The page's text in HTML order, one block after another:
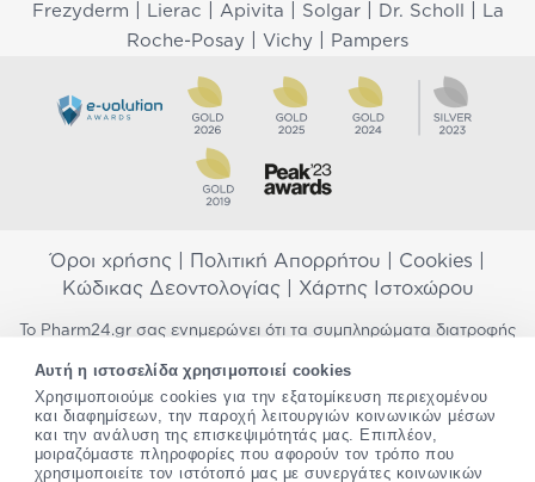
Αυτή η ιστοσελίδα χρησιμοποιεί cookies
Χρησιμοποιούμε cookies για την εξατομίκευση περιεχομένου
και διαφημίσεων, την παροχή λειτουργιών κοινωνικών μέσων
και την ανάλυση της επισκεψιμότητάς μας. Επιπλέον,
μοιραζόμαστε πληροφορίες που αφορούν τον τρόπο που
χρησιμοποιείτε τον ιστότοπό μας με συνεργάτες κοινωνικών
Frezyderm Lierac Apivita Solgar| Dr. Scholl
La
Roche-Posay
Vichy Pampers
Όροι χρήσης Πολιτική Απορρήτου Cookies
Κώδικας Δεοντολογίας| Χάρτης Ιστοχώρου
Το Pharm24.gr σας ενημερώνει ότι τα συμπληρώματα διατροφής
προορίζονται για την πρόληψη, αγωγή ή θεραπεία ανθρώπινης
νόσου. Συμβουλευτείτε τον γιατρό σας εάν είστε έγκυος,
θηλάζετε, ακολουθείτε παράλληλα φαρμακευτική αγωγή ή
αντιμετωπίζετε προβλήματα υγείας πριν χρησιμοποιήσετε
οποιοδήποτε συμπλήρωμα διατροφής. Προσπαθούμε διαρκώς να